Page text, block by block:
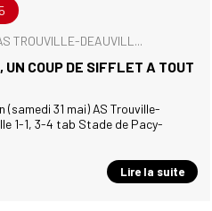
TROUVILLE-DEAUVILL...
COUP DE SIFFLET A TOUT
31 mai) AS Trouville-
1-1, 3-4 tab Stade de Pacy-
Lire la suite